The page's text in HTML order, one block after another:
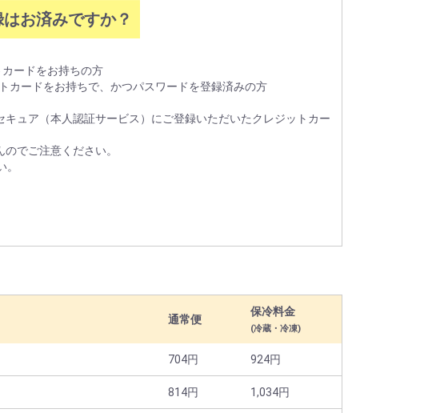
お済みですか？
ードをお持ちの方
カードをお持ちで、かつパスワードを登録済みの方
ュア（本人認証サービス）にご登録いただいたクレジットカー
でご注意ください。
通常便
保冷料金
(冷蔵・冷凍)
704円 924円
814円 1,034円